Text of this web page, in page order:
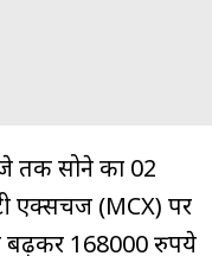
तक सोने का 02
एक्सचेंज (MCX) पर
बढ़कर 168000 रुपये